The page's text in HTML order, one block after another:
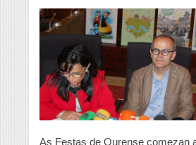
de
Ourense
collen
forma
As Festas de Ourense comezan